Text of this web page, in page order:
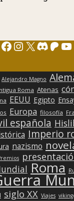
Facebook
Instagram
X
Alejandro Magno
Roma Atenas
EEUU Egipto
Europa filosofía
española
Imperio
nazismo
Roma
siglo XX Viajes